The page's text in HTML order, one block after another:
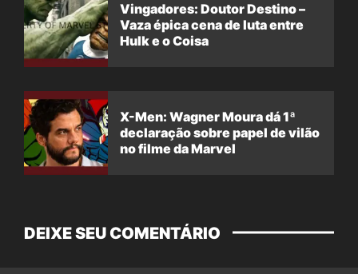
Vingadores: Doutor Destino –
Vaza épica cena de luta entre
Hulk e o Coisa
X-Men: Wagner Moura dá 1ª
declaração sobre papel de vilão
no filme da Marvel
DEIXE SEU COMENTÁRIO